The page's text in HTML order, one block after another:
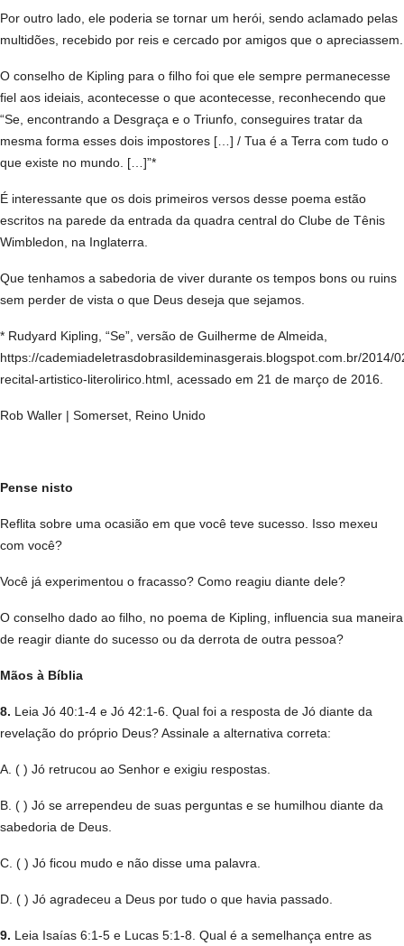
Por outro lado, ele poderia se tornar um herói, sendo aclamado pelas
multidões, recebido por reis e cercado por amigos que o apreciassem.
O conselho de Kipling para o filho foi que ele sempre permanecesse
fiel aos ideiais, acontecesse o que acontecesse, reconhecendo que
“Se, encontrando a Desgraça e o Triunfo, conseguires tratar da
mesma forma esses dois impostores […] / Tua é a Terra com tudo o
que existe no mundo. […]”*
É interessante que os dois primeiros versos desse poema estão
escritos na parede da entrada da quadra central do Clube de Tênis
Wimbledon, na Inglaterra.
Que tenhamos a sabedoria de viver durante os tempos bons ou ruins
sem perder de vista o que Deus deseja que sejamos.
* Rudyard Kipling, “Se”, versão de Guilherme de Almeida,
https://cademiadeletrasdobrasildeminasgerais.blogspot.com.br/2014/
recital-artistico-literolirico.html, acessado em 21 de março de 2016.
Rob Waller | Somerset, Reino Unido
Pense nisto
Reflita sobre uma ocasião em que você teve sucesso. Isso mexeu
com você?
Você já experimentou o fracasso? Como reagiu diante dele?
O conselho dado ao filho, no poema de Kipling, influencia sua maneira
de reagir diante do sucesso ou da derrota de outra pessoa?
Mãos à Bíblia
8. Leia Jó 40:1-4 e Jó 42:1-6. Qual foi a resposta de Jó diante da
revelação do próprio Deus? Assinale a alternativa correta:
A. ( ) Jó retrucou ao Senhor e exigiu respostas.
B. ( ) Jó se arrependeu de suas perguntas e se humilhou diante da
sabedoria de Deus.
C. ( ) Jó ficou mudo e não disse uma palavra.
D. ( ) Jó agradeceu a Deus por tudo o que havia passado.
9. Leia Isaías 6:1-5 e Lucas 5:1-8. Qual é a semelhança entre as